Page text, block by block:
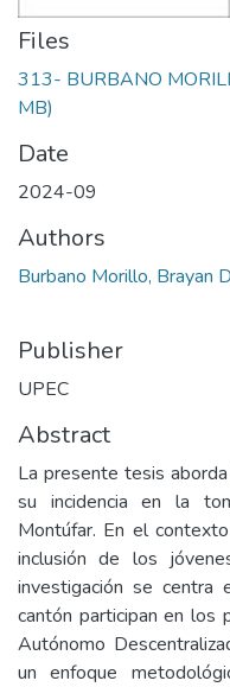
Files
313- BURBANO
MB)
Date
2024-09
Authors
Burbano Morillo, Brayan
Publisher
UPEC
Abstract
La presente tesis
su incidencia en la
Montúfar. En el
inclusión de los
investigación se centra
cantón participan en los
Autónomo
un enfoque